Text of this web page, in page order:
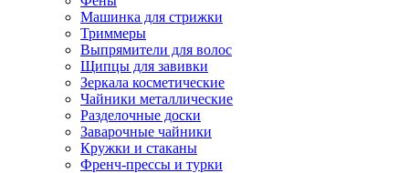
Машинка для стрижки
Триммеры
Выпрямители для волос
Щипцы для завивки
Зеркала косметические
Чайники металлические
Разделочные доски
Заварочные чайники
Кружки и стаканы
Френч-прессы и турки